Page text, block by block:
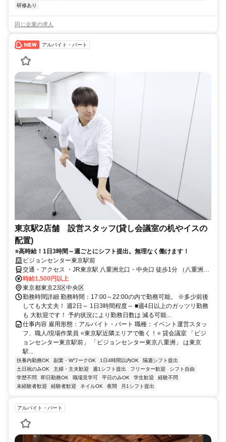
研修あり
同じ企業の求人
アルバイト・パート
東京駅2店舗 設営スタッフ(貸し会議室の机やイスの
配置)
⭐高時給！1日3時間～週ごとにシフト提出。無理なく働けます！
ビジョンセンター東京駅前
交通・アクセス ・JR東京駅 八重洲北口・中央口 徒歩1分 （八重洲地
下街直結、地下街18番出口 徒歩0分） ・東京メトロ 銀座線・東西線
「日本橋駅（B3出口）」 徒歩5分
時給1,500円以上
東京都東京23区中央区
勤務時間詳細 勤務時間：17:00～22:00の内で勤務可能。 ※多少前後
しても大丈夫！ 週2日～ 1日3時間程度～ ■週4日以上のガッツリ勤務
も 大歓迎です！ 予約状況により勤務日数は 減る可能...
仕事内容 雇用形態：アルバイト・パート 職種：イベント運営スタッ
フ、職人/現場作業員 ⭐東京駅近隣エリアで働く！⭐ 貸会議室 「ビジ
ョンセンター東京駅前」 「ビジョンセンター東京八重洲」 は東京
駅...
扶養内勤務OK 副業・WワークOK 1日4時間以内OK
隔週シフト提出
土日祝のみOK
主婦・主夫歓迎 週1シフト提出 フリーター歓迎
シフト自由
学歴不問
即日勤務OK 職場見学可 平日のみOK 学生歓迎
経験不問
未経験者歓迎
経験者歓迎 ネイルOK 夜間 月1シフト提出
アルバイト・パート